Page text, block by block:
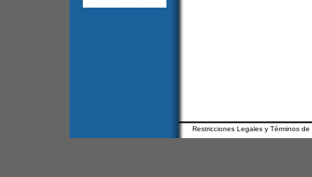
Restricciones Legales y Términos de